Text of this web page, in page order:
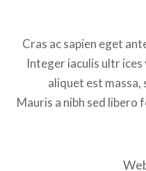
Cras ac sapien eget
Integer iaculis ultr
aliquet est
Mauris a nibh sed libero